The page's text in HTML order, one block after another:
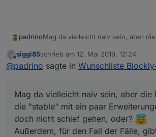
padrinoMag da vielleicht naiv sein, aber
nicht schief gehen, oder?
Außerdem, für den Fall der Fälle,
Offline
siggi85schrieb am 12. Mai 2019, 12:24
zuletzt editiert von
@padrino sagte in Wunschliste
Mag da vielleicht naiv sein, aber die
die "stable" mit ein paar
doch nicht schief gehen, oder?
Außerdem, für den Fall der Fälle,